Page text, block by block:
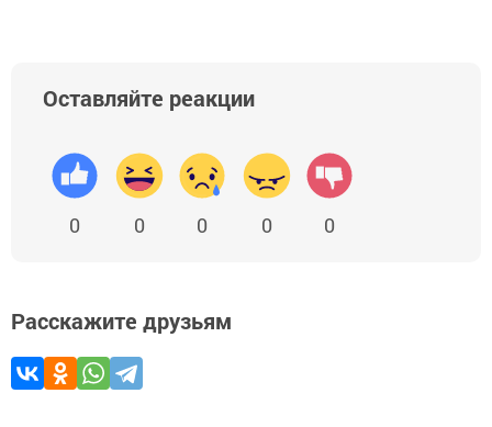
Оставляйте реакции
0 0 0 0 0
Расскажите друзьям